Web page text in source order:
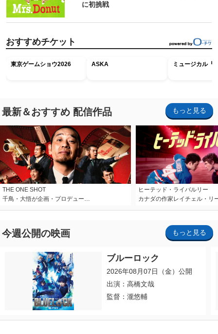
に初挑戦
おすすめチケット
東京ゲームショウ2026 ASKA ミュージカル『
最新＆おすすめ 配信作品 もっと見る
THE ONE SHOT
千鳥・大悟が企画・プロデュー…
ヒーテッド・ライバルリー
カナダの作家レイチェル・リ
今週公開の映画 もっと見る
ブルーロック
2026年08月07日（金）公開
出演：高橋文哉
監督：瀧悠輔